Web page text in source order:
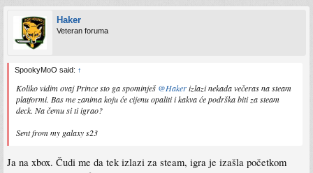
Haker
Veteran foruma
SpookyMoO said: ↑
Koliko vidim ovaj Prince sto ga spominješ @Hakerizlazi nekada večeras na steam
platformi. Bas me zanima koju će cijenu opaliti i kakva će podrška biti za steam
deck. Na čemu si ti igrao?
Sent from my galaxy s23
Ja na xbox. Čudi me da tek izlazi za steam, igra je izašla početkom